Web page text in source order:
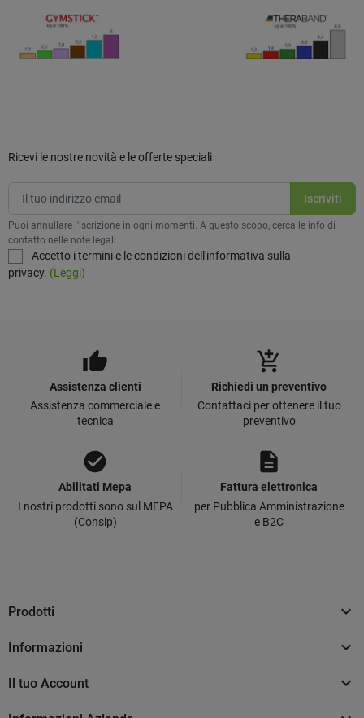
Ricevi le nostre novità e le offerte speciali
Puoi annullare l'iscrizione in ogni momenti. A questo scopo, cerca le info di
contatto nelle note legali.
Accetto i termini e le condizioni dell'informativa sulla
privacy. (Leggi)
thumb_up
Assistenza clienti
Assistenza commerciale e
tecnica
add_shopping_cart
Richiedi un preventivo
Contattaci per ottenere il tuo
preventivo
check_circle
Abilitati Mepa
I nostri prodotti sono sul MEPA
(Consip)
description
Fattura elettronica
per Pubblica Amministrazione
e B2C
Prodotti 
Informazioni 
Il tuo Account 